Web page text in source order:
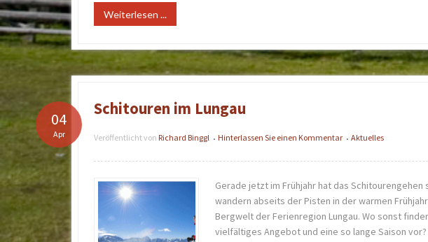
Weiterlesen ...
Schitouren im Lungau
Veröffentlicht von Richard Binggl • Hinterlassen Sie einen Kommentar • Aktuelles
04
Apr
Gerade jetzt im Frühjahr hat das
wandern abseits der Pisten in der warmen
Bergwelt der Ferienregion Lungau. Wo sonst
vielfältiges Angebot und eine so lange Saison